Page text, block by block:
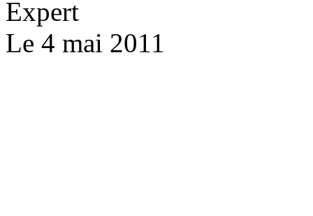
Expert
Le 4 mai 2011